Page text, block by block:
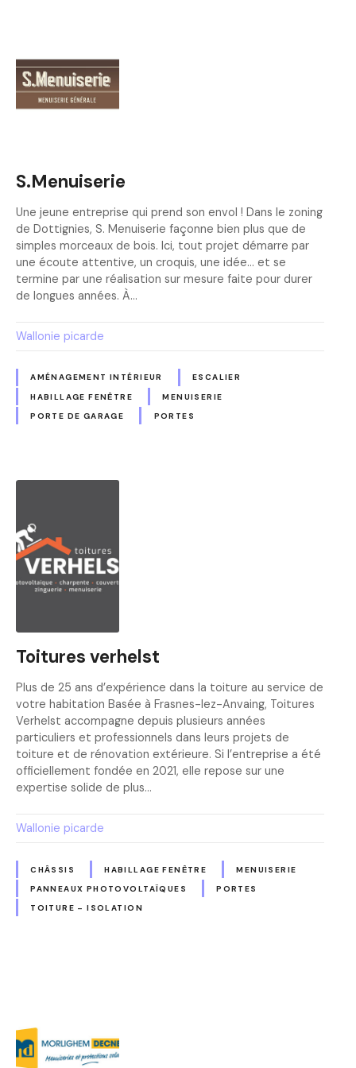
S.Menuiserie
Une jeune entreprise qui prend son envol ! Dans le zoning
de Dottignies, S. Menuiserie façonne bien plus que de
simples morceaux de bois. Ici, tout projet démarre par
une écoute attentive, un croquis, une idée… et se
termine par une réalisation sur mesure faite pour durer
de longues années. À…
Wallonie picarde
AMÉNAGEMENT INTÉRIEUR
ESCALIER
HABILLAGE FENÊTRE
MENUISERIE
PORTE DE GARAGE
PORTES
Toitures verhelst
Plus de 25 ans d’expérience dans la toiture au service de
votre habitation Basée à Frasnes-lez-Anvaing, Toitures
Verhelst accompagne depuis plusieurs années
particuliers et professionnels dans leurs projets de
toiture et de rénovation extérieure. Si l’entreprise a été
officiellement fondée en 2021, elle repose sur une
expertise solide de plus…
Wallonie picarde
CHÂSSIS HABILLAGE FENÊTRE
MENUISERIE
PANNEAUX PHOTOVOLTAÏQUES
PORTES
TOITURE – ISOLATION